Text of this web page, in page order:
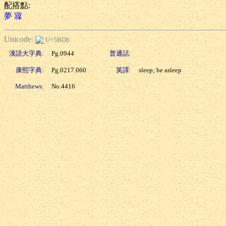
配搭點:
夢 寱
Unicode:
U+5BD0
漢語大字典:
Pg.0944 普通話:
康熙字典: Pg.0217.060 英譯: sleep; be asleep
Matthews: No.4416